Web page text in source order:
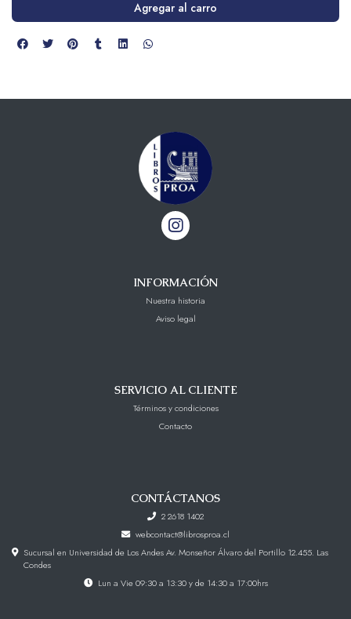
Agregar al carro
INFORMACIÓN
Nuestra historia
Aviso legal
SERVICIO AL CLIENTE
Términos y condiciones
Contacto
CONTÁCTANOS
2 2618 1402
webcontact@librosproa.cl
Sucursal en Universidad de Los Andes Av. Monseñor Álvaro del Portillo 12.455. Las
Condes
Lun a Vie 09:30 a 13:30 y de 14:30 a 17:00hrs